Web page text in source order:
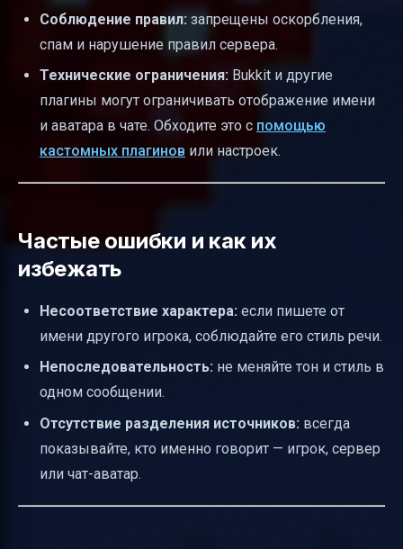
Соблюдение правил: запрещены оскорбления,
спам и нарушение правил сервера.
Технические ограничения: Bukkit и другие
плагины могут ограничивать отображение имени
и аватара в чате. Обходите это с помощью
кастомных плагинов или настроек.
Частые ошибки и как их
избежать
Несоответствие характера: если пишете от
имени другого игрока, соблюдайте его стиль речи.
Непоследовательность: не меняйте тон и стиль в
одном сообщении.
Отсутствие разделения источников: всегда
показывайте, кто именно говорит — игрок, сервер
или чат-аватар.